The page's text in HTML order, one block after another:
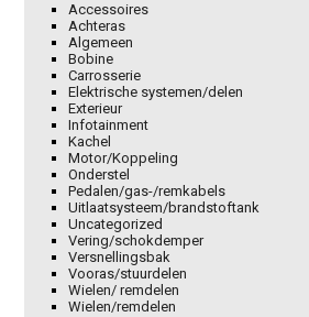
Accessoires
Achteras
Algemeen
Bobine
Carrosserie
Elektrische systemen/delen
Exterieur
Infotainment
Kachel
Motor/Koppeling
Onderstel
Pedalen/gas-/remkabels
Uitlaatsysteem/brandstoftank
Uncategorized
Vering/schokdemper
Versnellingsbak
Vooras/stuurdelen
Wielen/ remdelen
Wielen/remdelen